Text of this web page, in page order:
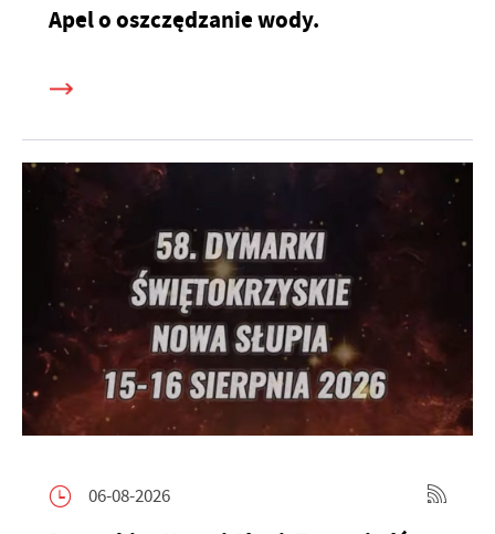
Apel o oszczędzanie wody.
06-08-2026